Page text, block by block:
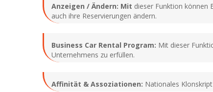
Anzeigen / Ändern: Mit dieser Funktion können
auch ihre Reservierungen ändern.
Business Car Rental Program: Mit dieser
Unternehmens zu erfüllen.
Affinität & Assoziationen: Nationales